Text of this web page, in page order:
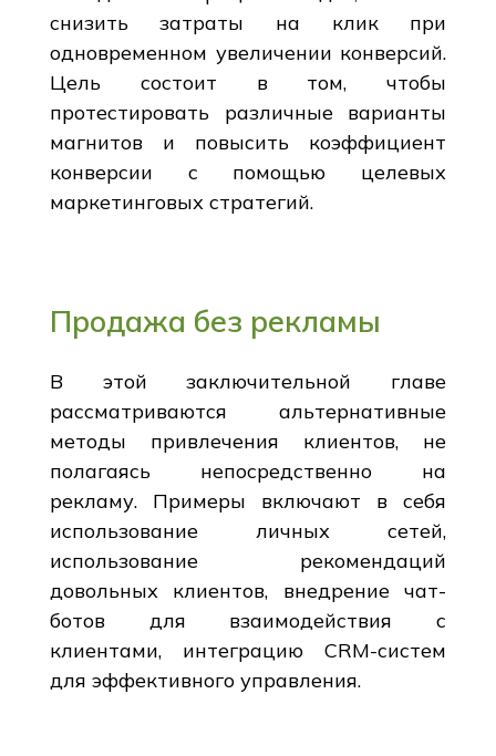
снизить затраты на клик при
одновременном увеличении конверсий.
Цель состоит в том, чтобы
протестировать различные варианты
магнитов и повысить коэффициент
конверсии с помощью целевых
маркетинговых стратегий.
Продажа без рекламы
В этой заключительной главе
рассматриваются альтернативные
методы привлечения клиентов, не
полагаясь непосредственно на
рекламу. Примеры включают в себя
использование личных сетей,
использование рекомендаций
довольных клиентов, внедрение чат-
ботов для взаимодействия с
клиентами, интеграцию CRM-систем
для эффективного управления.